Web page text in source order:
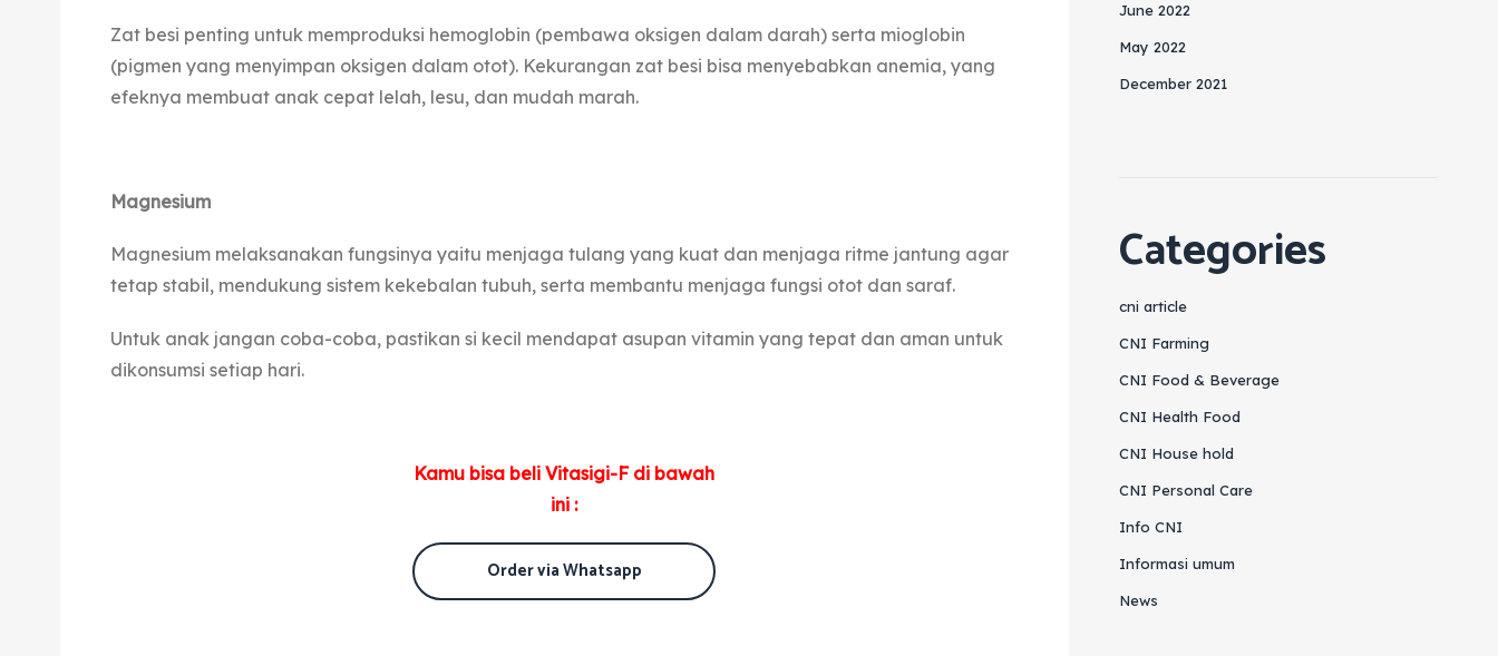
Zat besi penting untuk memproduksi hemoglobin (pembawa oksigen dalam darah) serta mioglobin
(pigmen yang menyimpan oksigen dalam otot). Kekurangan zat besi bisa menyebabkan anemia, yang
efeknya membuat anak cepat lelah, lesu, dan mudah marah.
Magnesium
Magnesium melaksanakan fungsinya yaitu menjaga tulang yang kuat dan menjaga ritme jantung agar
tetap stabil, mendukung sistem kekebalan tubuh, serta membantu menjaga fungsi otot dan saraf.
Untuk anak jangan coba-coba, pastikan si kecil mendapat asupan vitamin yang tepat dan aman untuk
dikonsumsi setiap hari.
Kamu bisa beli Vitasigi-F di bawah
ini :
Order via Whatsapp
June 2022
May 2022
December 2021
Categories
cni article
CNI Farming
CNI Food & Beverage
CNI Health Food
CNI House hold
CNI Personal Care
Info CNI
Informasi umum
News